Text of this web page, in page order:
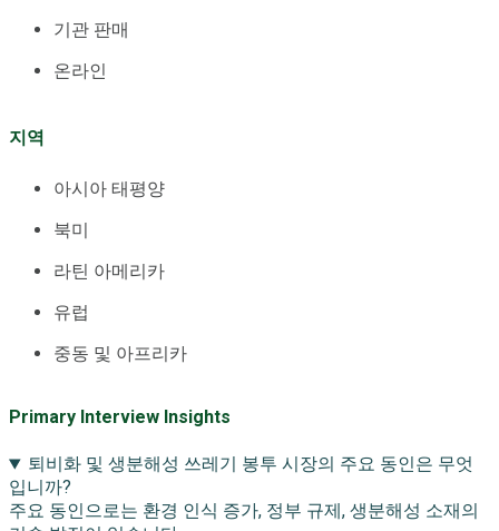
기관 판매
온라인
지역
아시아 태평양
북미
라틴 아메리카
유럽
중동 및 아프리카
Primary Interview Insights
퇴비화 및 생분해성 쓰레기 봉투 시장의 주요 동인은 무엇
입니까?
주요 동인으로는 환경 인식 증가, 정부 규제, 생분해성 소재의